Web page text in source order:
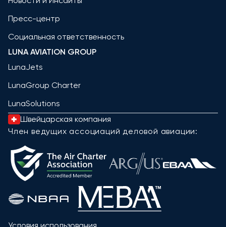
Пресс-центр
Социальная ответственность
LUNA AVIATION GROUP
LunaJets
LunaGroup Charter
LunaSolutions
Швейцарская компания
Член ведущих ассоциаций деловой авиации: